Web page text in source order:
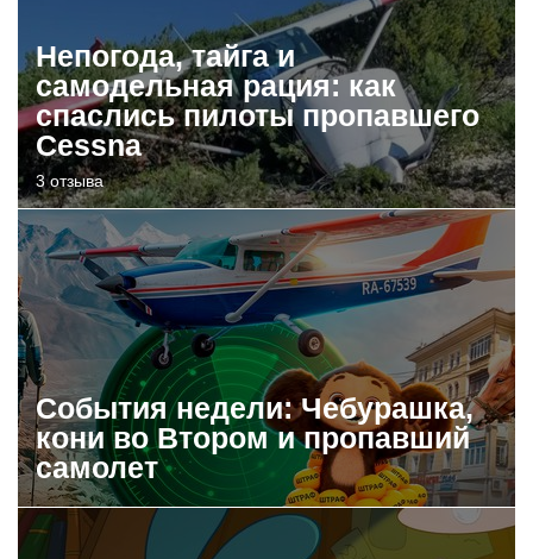
Непогода, тайга и
самодельная рация: как
спаслись пилоты пропавшего
Cessna
3 отзыва
События недели: Чебурашка,
кони во Втором и пропавший
самолет